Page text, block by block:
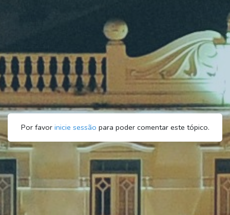
Por favor inicie sessão para poder comentar este tópico.